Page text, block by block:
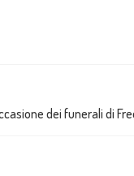
dei funerali di